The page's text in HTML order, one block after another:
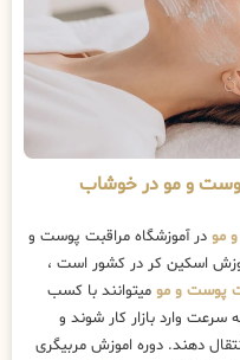
و مو در خوشاب
مو در آموزشگاه مراقبت پوست و
اسکین کر در کشور است ،
پوست و مو میتوانند با کسب
سرعت وارد بازار کار شوند و
دهند. دوره اموزش مربیگری